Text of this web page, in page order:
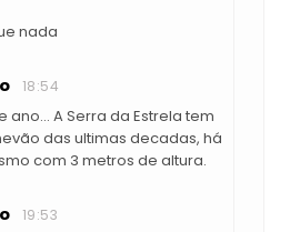
nada
18:54
ano... A Serra da Estrela tem
das ultimas decadas, há
com 3 metros de altura.
19:53